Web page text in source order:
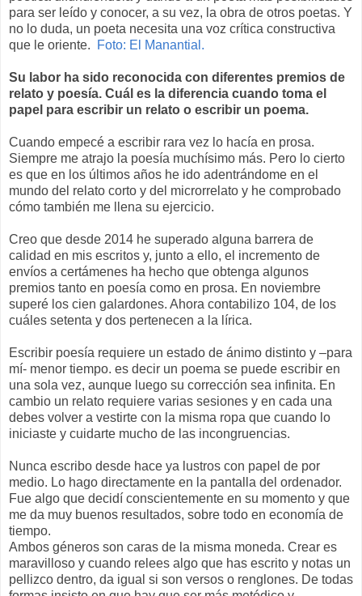
para ser leído y conocer, a su vez, la obra de otros poetas. Y
no lo duda, un poeta necesita una voz crítica constructiva
que le oriente.
Foto: El Manantial.
Su labor ha sido reconocida con diferentes premios de
relato y poesía. Cuál es la diferencia cuando toma el
papel para escribir un relato o escribir un poema.
Cuando empecé a escribir rara vez lo hacía en prosa.
Siempre me atrajo la poesía muchísimo más. Pero lo cierto
es que en los últimos años he ido adentrándome en el
mundo del relato corto y del microrrelato y he comprobado
cómo también me llena su ejercicio.
Creo que desde 2014 he superado alguna barrera de
calidad en mis escritos y, junto a ello, el incremento de
envíos a certámenes ha hecho que obtenga algunos
premios tanto en poesía como en prosa. En noviembre
superé los cien galardones. Ahora contabilizo 104, de los
cuáles setenta y dos pertenecen a la lírica.
Escribir poesía requiere un estado de ánimo distinto y –para
mí- menor tiempo. es decir un poema se puede escribir en
una sola vez, aunque luego su corrección sea infinita. En
cambio un relato requiere varias sesiones y en cada una
debes volver a vestirte con la misma ropa que cuando lo
iniciaste y cuidarte mucho de las incongruencias.
Nunca escribo desde hace ya lustros con papel de por
medio. Lo hago directamente en la pantalla del ordenador.
Fue algo que decidí conscientemente en su momento y que
me da muy buenos resultados, sobre todo en economía de
tiempo.
Ambos géneros son caras de la misma moneda. Crear es
maravilloso y cuando relees algo que has escrito y notas un
pellizco dentro, da igual si son versos o renglones. De todas